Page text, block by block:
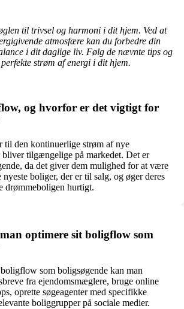
til trivsel og harmoni i dit hjem. Ved at
atmosfære kan du forbedre din
i dit daglige liv. Følg de nævnte tips og
strøm af energi i dit hjem.
og hvorfor er det vigtigt for
til den kontinuerlige strøm af nye
bliver tilgængelige på markedet. Det er
da det giver dem mulighed for at være
nyeste boliger, der er til salg, og øger deres
drømmeboligen hurtigt.
optimere sit boligflow som
som boligsøgende kan man
fra ejendomsmæglere, bruge online
oprette søgeagenter med specifikke
boliggrupper på sociale medier.